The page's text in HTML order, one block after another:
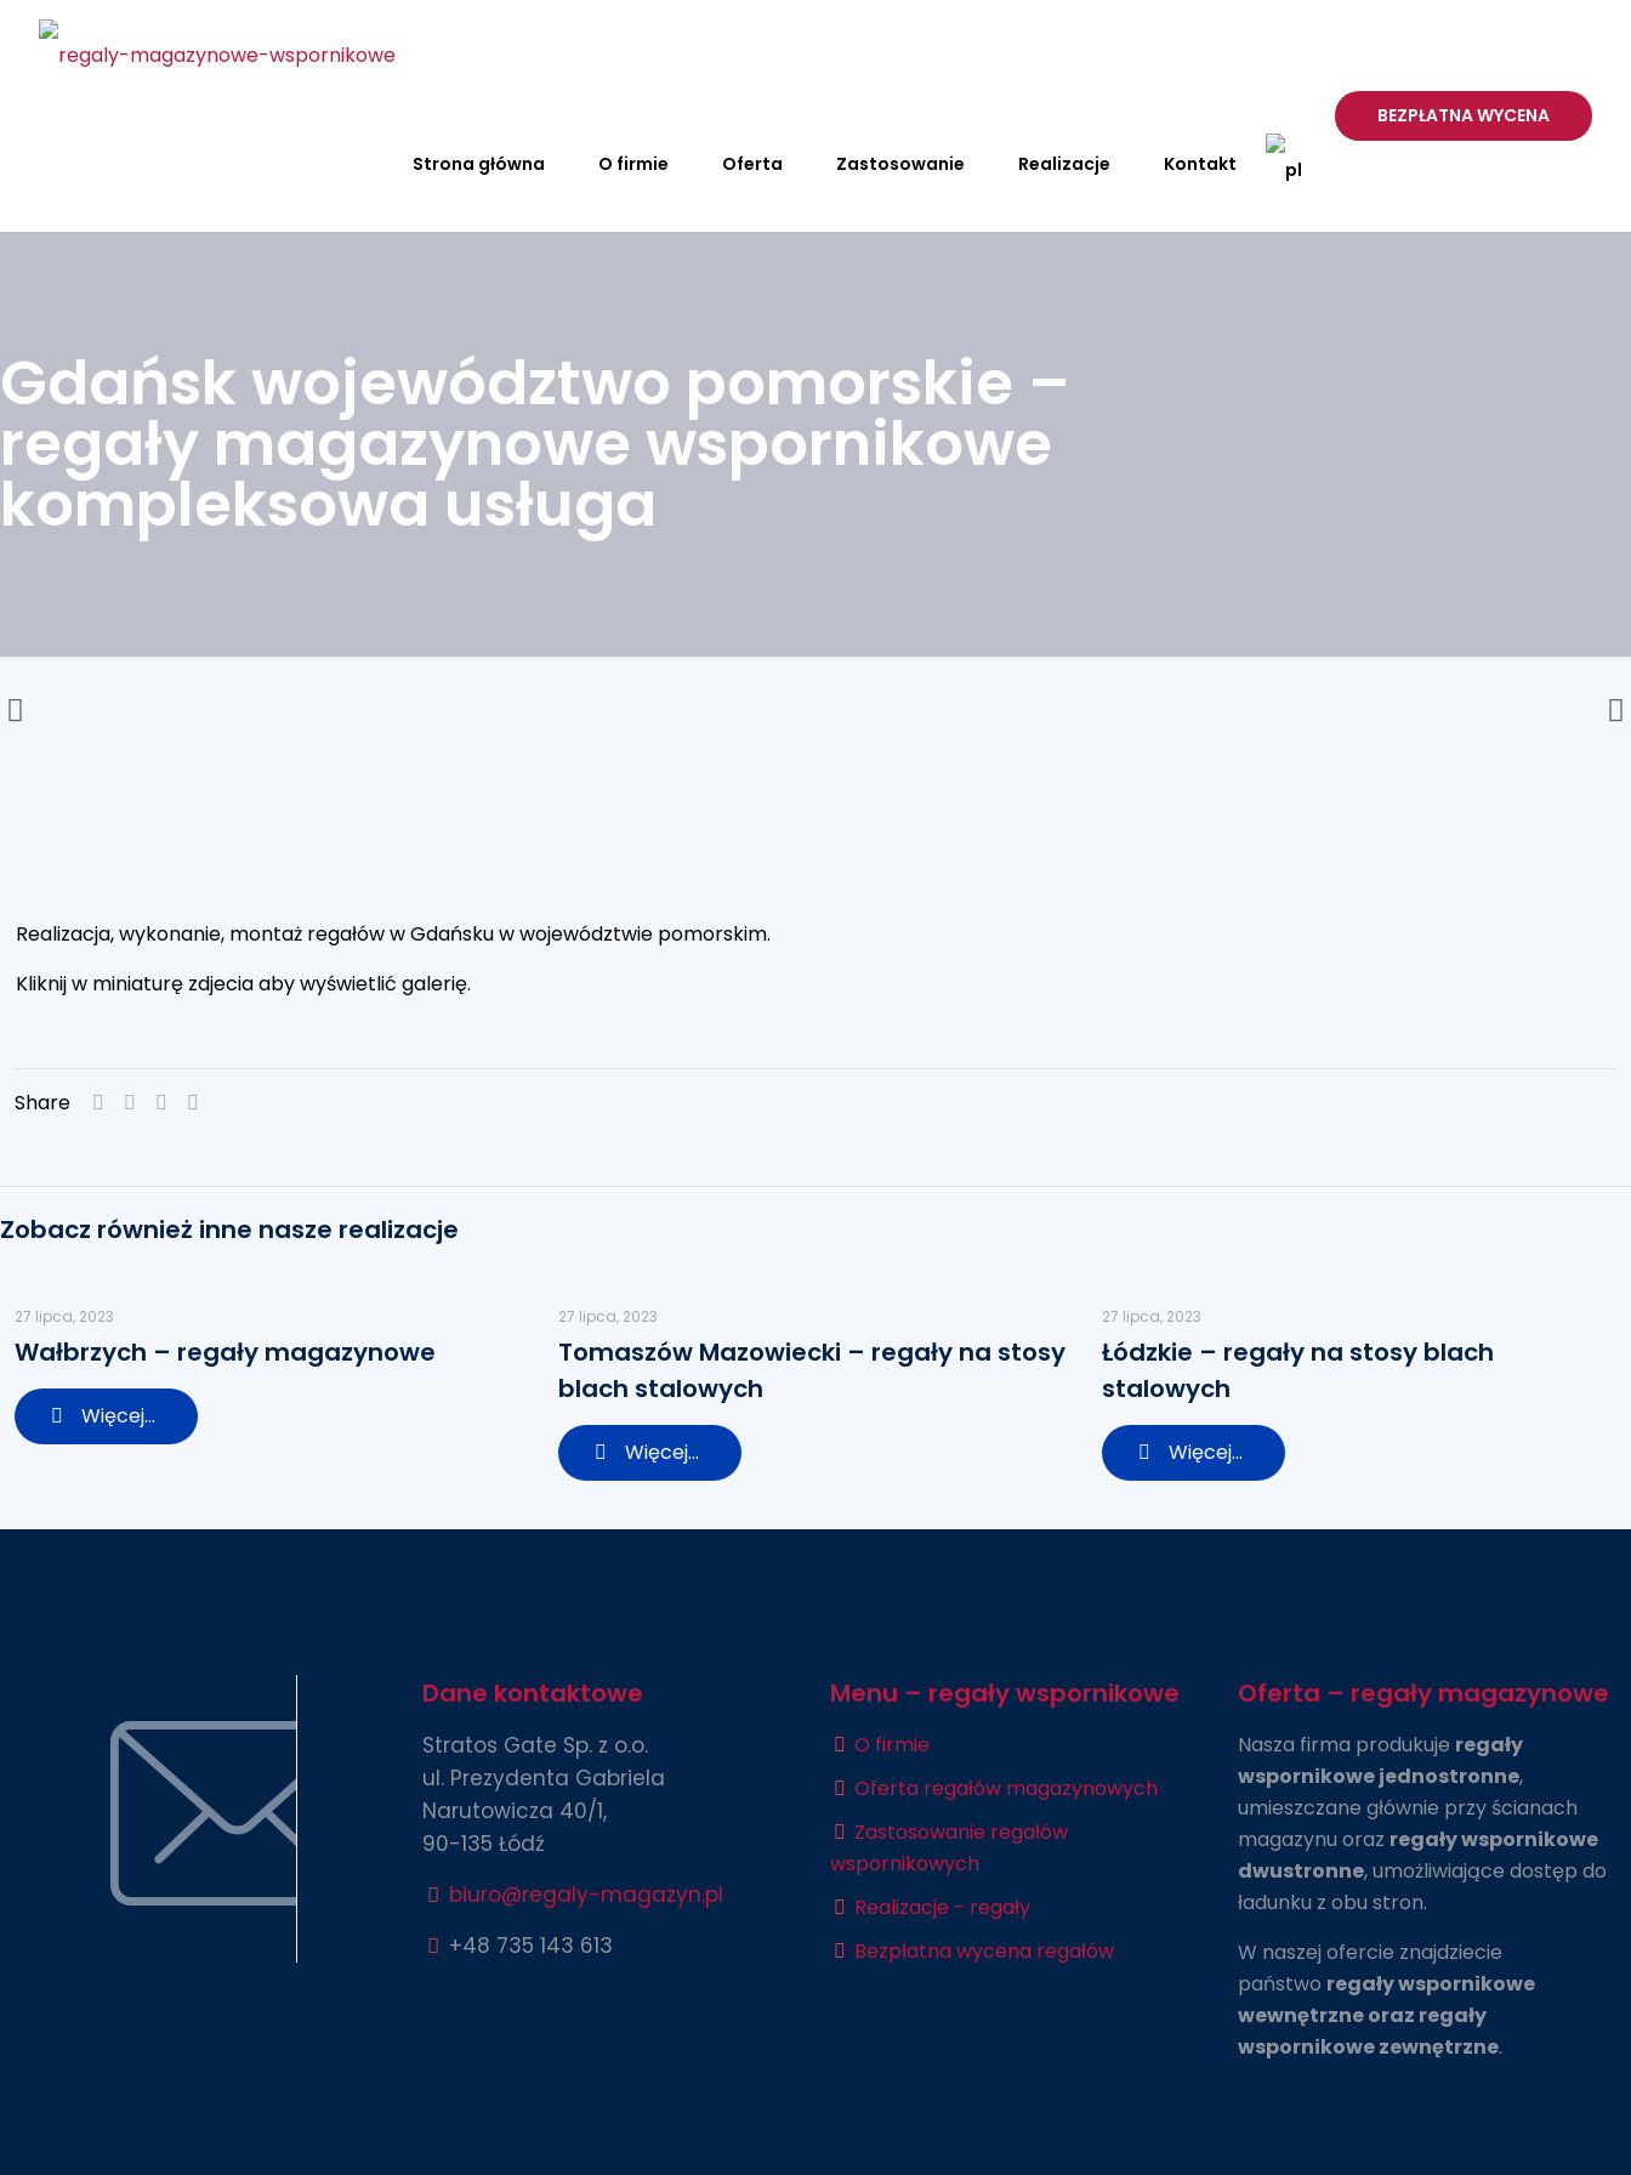
Strona główna O firmie Oferta Zastosowanie Realizacje Kontakt
BEZPŁATNA WYCENA
Gdańsk województwo pomorskie –
regały magazynowe wspornikowe
kompleksowa usługa
Realizacja, wykonanie, montaż regałów w Gdańsku w województwie pomorskim.
Kliknij w miniaturę zdjecia aby wyświetlić galerię.
Share
Zobacz również inne nasze realizacje
27 lipca, 2023
Wałbrzych – regały magazynowe
Więcej...
27 lipca, 2023
Tomaszów Mazowiecki – regały na stosy
blach stalowych
Więcej...
27 lipca, 2023
Łódzkie – regały na stosy blach
stalowych
Więcej...
Dane kontaktowe
Stratos Gate Sp. z o.o.
ul. Prezydenta Gabriela
Narutowicza 40/1,
90-135 Łódź
biuro@regaly-magazyn.pl
+48 735 143 613
Menu – regały wspornikowe
O firmie
Oferta regałów magazynowych
Zastosowanie regałów
wspornikowych
Realizacje - regały
Bezpłatna wycena regałów
Oferta – regały magazynowe
Nasza firma produkuje regały
wspornikowe jednostronne,
umieszczane głównie przy ścianach
magazynu oraz regały wspornikowe
dwustronne, umożliwiające dostęp do
ładunku z obu stron.
W naszej ofercie znajdziecie
państwo regały wspornikowe
wewnętrzne oraz regały
wspornikowe zewnętrzne.